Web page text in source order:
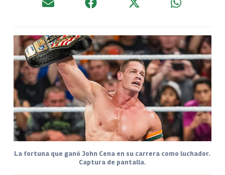
La fortuna que ganó John Cena en su carrera como luchador.
Captura de pantalla.